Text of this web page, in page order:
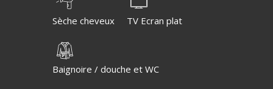
Sèche cheveux TV Ecran plat
Baignoire / douche et WC